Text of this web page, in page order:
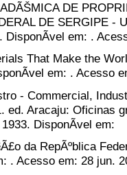
DE
DE SERGIPE -
DisponÃ­vel em: .
That Make the
em: . Acesso
- Commercial,
ed. Aracaju: Oficinas
DisponÃ­vel em:
da RepÃºblica
. Acesso em: 28 jun.